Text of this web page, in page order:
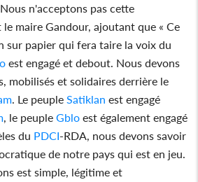
n'acceptons pas cette
maire Gandour, ajoutant que « Ce
sur papier qui fera taire la voix du
est engagé et debout. Nous devons
mobilisés et solidaires derrière le
. Le peuple Satiklan est engagé
, le peuple Gblo est également engagé
du PDCI-RDA, nous devons savoir
de notre pays qui est en jeu.
est simple, légitime et